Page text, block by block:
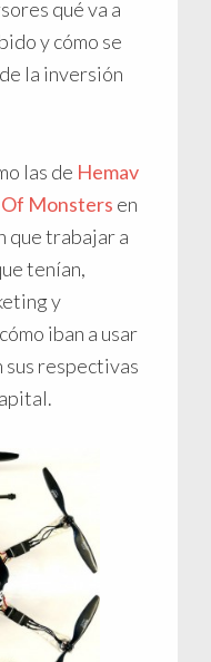
qué va a
y cómo se
la inversión
las de Hemav
Monsters en
que trabajar a
tenían,
y
iban a usar
sus respectivas